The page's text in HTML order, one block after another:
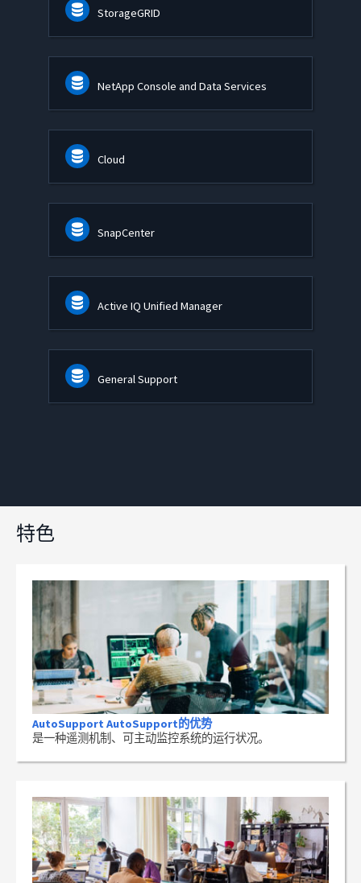
StorageGRID
NetApp Console and Data Services
Cloud
SnapCenter
Active IQ Unified Manager
General Support
特色
AutoSupport AutoSupport的优势
是一种遥测机制、可主动监控系统的运行状况。